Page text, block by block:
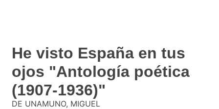
He visto España en tus
ojos "Antología poética
(1907-1936)"
DE UNAMUNO, MIGUEL